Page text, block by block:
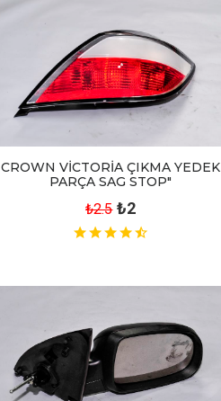
CROWN VİCTORİA ÇIKMA YEDEK
PARÇA SAG STOP"
₺2.5 ₺2